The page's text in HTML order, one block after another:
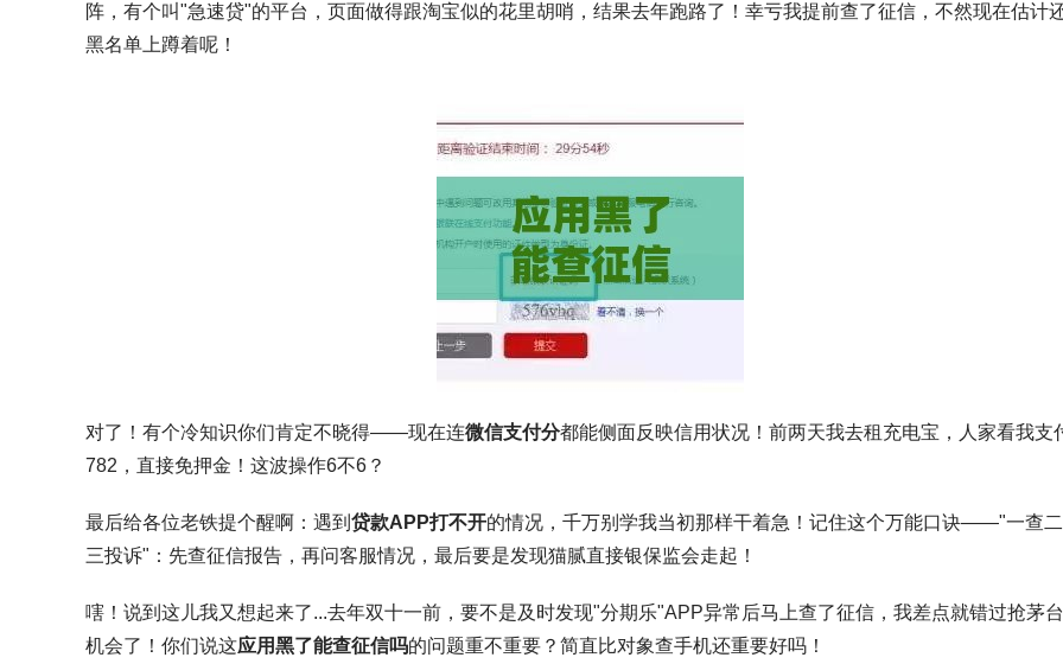
阵，有个叫"急速贷"的平台，页面做得跟淘宝似的花里胡哨，结果去年跑路了！幸亏我提前查了征信，不然现在估计
黑名单上蹲着呢！
对了！有个冷知识你们肯定不晓得——现在连微信支付分都能侧面反映信用状况！前两天我去租充电宝，人家看我支
782，直接免押金！这波操作6不6？
最后给各位老铁提个醒啊：遇到 贷款APP打不开的情况，千万别学我当初那样干着急！记住这个万能口诀——"一查
三投诉"：先查征信报告，再问客服情况，最后要是发现猫腻直接银保监会走起！
嗐！说到这儿我又想起来了...去年双十一前，要不是及时发现"分期乐"APP异常后马上查了征信，我差点就错过抢茅
机会了！你们说这应用黑了能查征信吗的问题重不重要？简直比对象查手机还重要好吗！